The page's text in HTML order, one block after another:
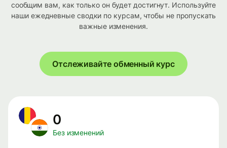
сообщим вам, как только он будет достигнут. Используйте
наши ежедневные сводки по курсам, чтобы не пропускать
важные изменения.
Отслеживайте обменный курс
0
Без изменений